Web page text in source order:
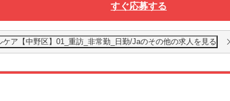
すぐ応募する
ケア【中野区】01_重訪_非常勤_日勤/Jaのその他の求人を見る